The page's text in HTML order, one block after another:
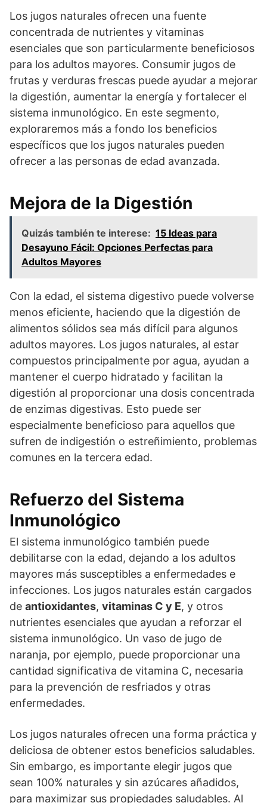
Los jugos naturales ofrecen una fuente
concentrada de nutrientes y vitaminas
esenciales que son particularmente beneficiosos
para los adultos mayores. Consumir jugos de
frutas y verduras frescas puede ayudar a mejorar
la digestión, aumentar la energía y fortalecer el
sistema inmunológico. En este segmento,
exploraremos más a fondo los beneficios
específicos que los jugos naturales pueden
ofrecer a las personas de edad avanzada.
Mejora de la Digestión
Quizás también te interese: 15 Ideas para
Desayuno Fácil: Opciones Perfectas para
Adultos Mayores
Con la edad, el sistema digestivo puede volverse
menos eficiente, haciendo que la digestión de
alimentos sólidos sea más difícil para algunos
adultos mayores. Los jugos naturales, al estar
compuestos principalmente por agua, ayudan a
mantener el cuerpo hidratado y facilitan la
digestión al proporcionar una dosis concentrada
de enzimas digestivas. Esto puede ser
especialmente beneficioso para aquellos que
sufren de indigestión o estreñimiento, problemas
comunes en la tercera edad.
Refuerzo del Sistema
Inmunológico
El sistema inmunológico también puede
debilitarse con la edad, dejando a los adultos
mayores más susceptibles a enfermedades e
infecciones. Los jugos naturales están cargados
de antioxidantes, vitaminas C y E, y otros
nutrientes esenciales que ayudan a reforzar el
sistema inmunológico. Un vaso de jugo de
naranja, por ejemplo, puede proporcionar una
cantidad significativa de vitamina C, necesaria
para la prevención de resfriados y otras
enfermedades.
Los jugos naturales ofrecen una forma práctica y
deliciosa de obtener estos beneficios saludables.
Sin embargo, es importante elegir jugos que
sean 100% naturales y sin azúcares añadidos,
para maximizar sus propiedades saludables. Al